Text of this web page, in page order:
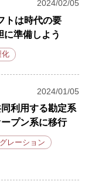
2024/02/05
トは時代の要
に準備しよう
化
2024/01/05
利用する勘定系
プン系に移行
レーション